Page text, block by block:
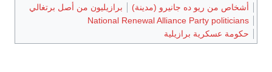
أشخاص من ريو ده جانيرو (مدينة)
برازيليون من أصل برتغالي
National Renewal Alliance Party politicians
حكومة عسكرية برازيلية